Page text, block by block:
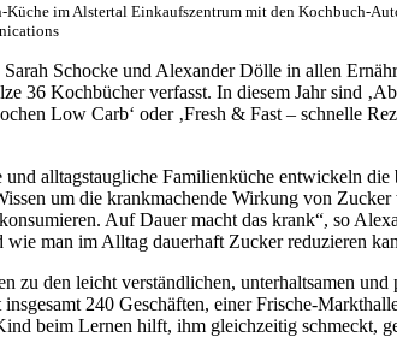
im Alstertal Einkaufszentrum mit den Kochbuch-
Schocke und Alexander Dölle in allen
36 Kochbücher verfasst. In diesem Jahr sind
Low Carb‘ oder ‚Fresh & Fast – schnelle
und alltagstaugliche Familienküche entwickeln
um die krankmachende Wirkung von
Auf Dauer macht das krank“, so
man im Alltag dauerhaft Zucker reduzieren
zu den leicht verständlichen, unterhaltsamen
240 Geschäften, einer Frische-
beim Lernen hilft, ihm gleichzeitig schmeckt,